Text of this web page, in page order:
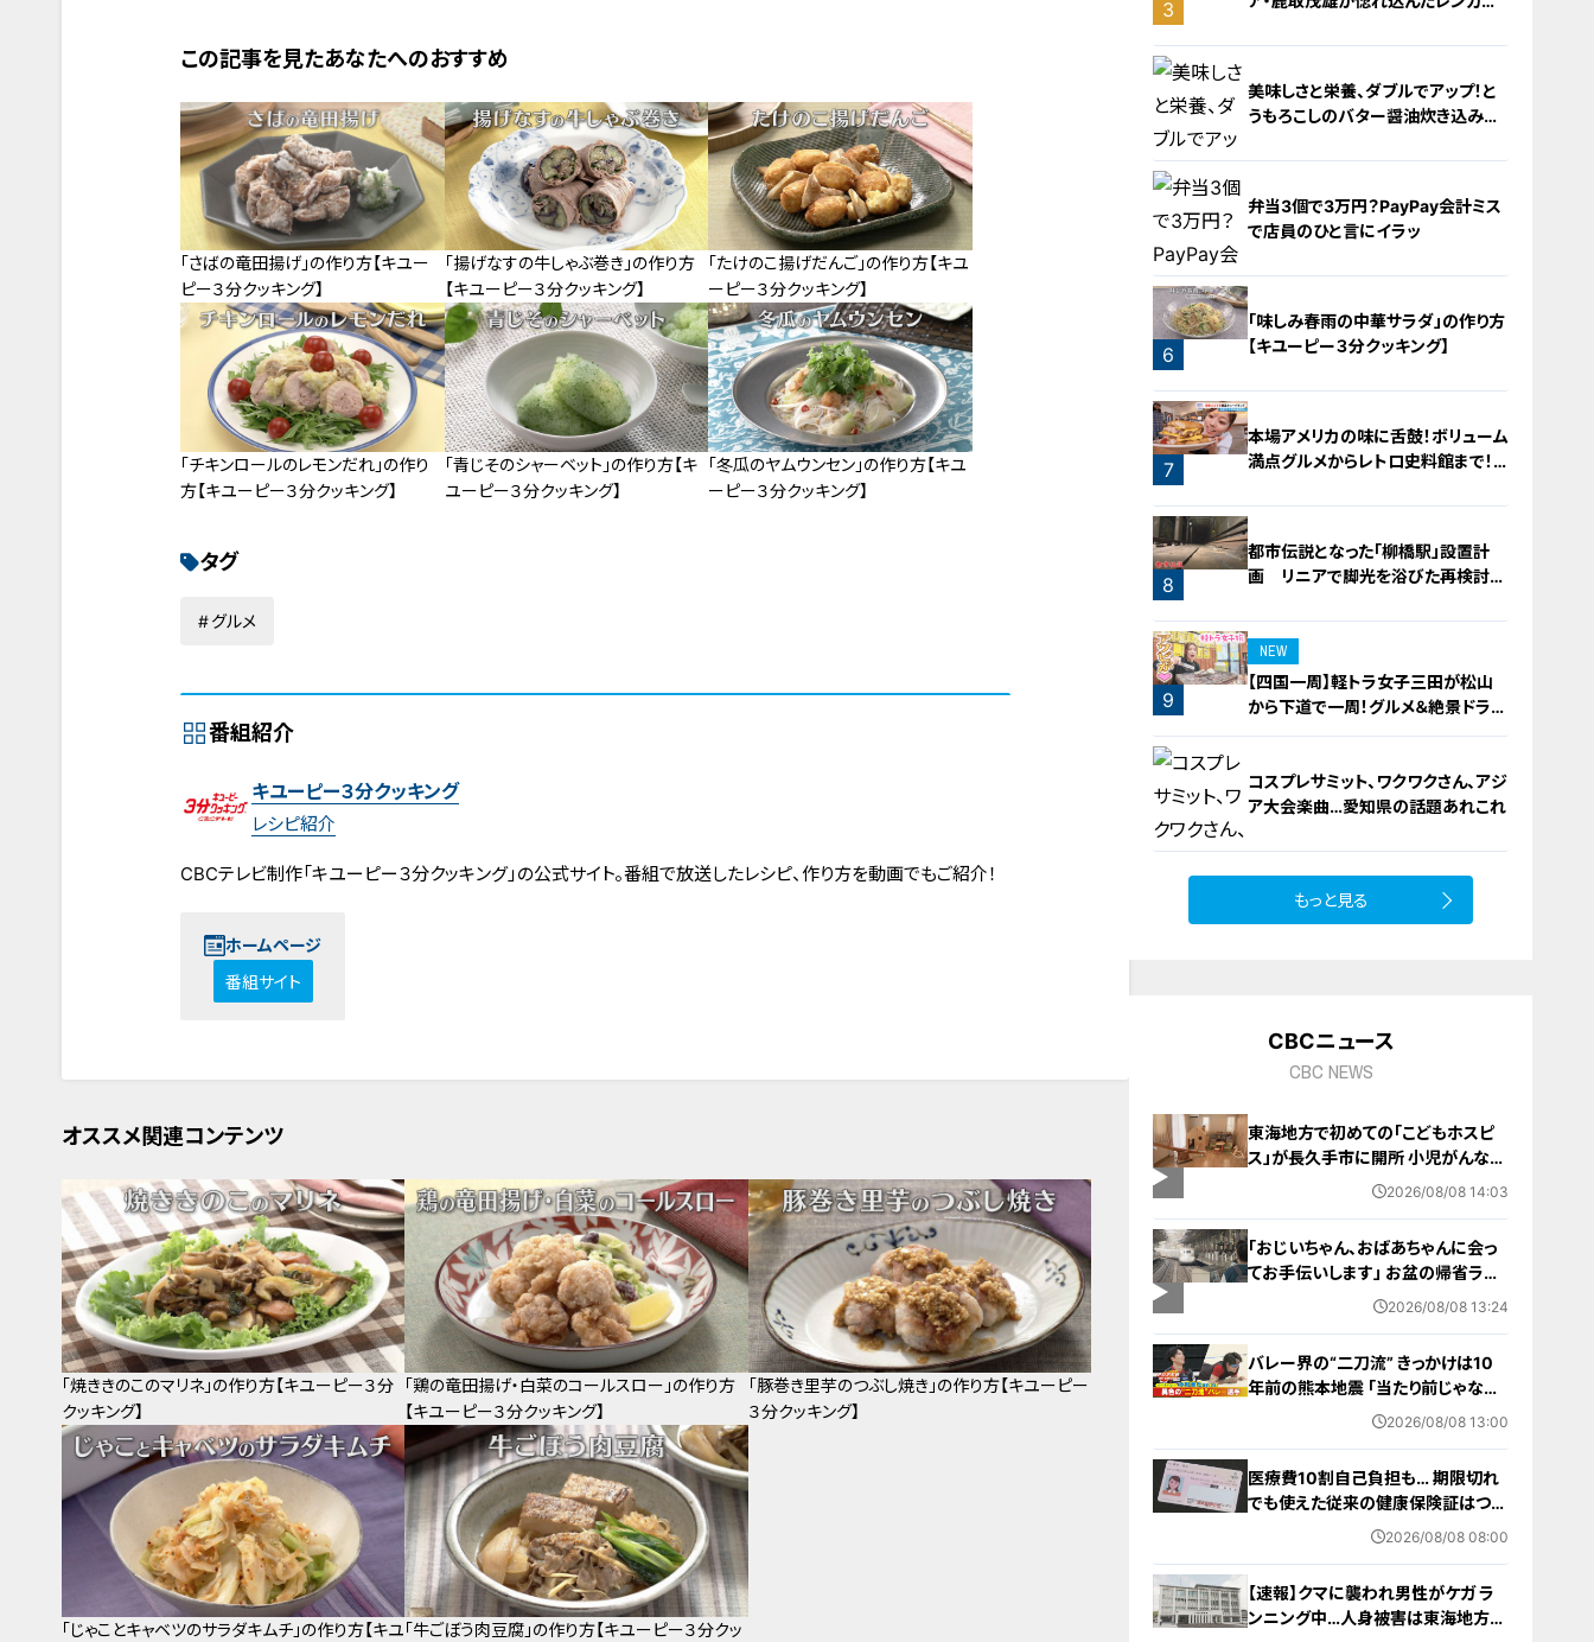
この記事を見たあなたへのおすすめ
「さばの竜田揚げ」の作り方【キユー
ピー３分クッキング】
「揚げなすの牛しゃぶ巻き」の作り方
【キユーピー３分クッキング】
「たけのこ揚げだんご」の作り方【キユ
ーピー３分クッキング】
「チキンロールのレモンだれ」の作り
方【キユーピー３分クッキング】
「青じそのシャーベット」の作り方【キ
ユーピー３分クッキング】
「冬瓜のヤムウンセン」の作り方【キユ
ーピー３分クッキング】
タグ
グルメ
番組紹介
キユーピー３分クッキング
レシピ紹介
CBCテレビ制作「キユーピー３分クッキング」の公式サイト。番組で放送したレシピ、作り方を動画でもご紹介！
ホームページ
番組サイト
オススメ関連コンテンツ
「焼ききのこのマリネ」の作り方【キユーピー３分
クッキング】
「鶏の竜田揚げ・白菜のコールスロー」の作り方
【キユーピー３分クッキング】
「豚巻き里芋のつぶし焼き」の作り方【キユーピー
３分クッキング】
「じゃことキャベツのサラダキムチ」の作り方【キユ「牛ごぼう肉豆腐」の作り方【キユーピー３分クッ
2
3
4
美味しさと栄養、ダブルでアップ！と
うもろこしのバター醤油炊き込みご
5
弁当3個で3万円？PayPay会計ミス
で店員のひと言にイラッ
6
「味しみ春雨の中華サラダ」の作り方
【キユーピー３分クッキング】
7
本場アメリカの味に舌鼓！ボリューム
満点グルメからレトロ史料館まで！
8
都市伝説となった「柳橋駅」設置計
画 リニアで脚光を浴びた再検討の
9
NEW
【四国一周】軽トラ女子三田が松山
から下道で一周！グルメ＆絶景ドライ
ブ⑳
コスプレサミット、ワクワクさん、アジ
ア大会楽曲…愛知県の話題あれこれ
もっと見る
CBCニュース
CBC NEWS
東海地方で初めての「こどもホスピ
ス」が長久手市に開所 小児がんなど
重い病気の子どもと家族を支える施
2026/08/08 14:03
「おじいちゃん、おばあちゃんに会っ
てお手伝いします」 お盆の帰省ラッ
シュが本格化 東海道新幹線下りがピ
2026/08/08 13:24
バレー界の“二刀流” きっかけは10
年前の熊本地震 ｢当たり前じゃなか
った｣ オフシーズンゼロの過酷スケ
2026/08/08 13:00
医療費10割自己負担も… 期限切れ
でも使えた従来の健康保険証はつい
に終了 8月以降起こりうるマイナ保
2026/08/08 08:00
【速報】クマに襲われ男性がケガ ラ
ンニング中…人身被害は東海地方で